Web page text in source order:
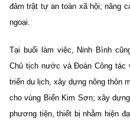
đảm trật tự an toàn xã hội; nâng
ngoại.
Tại buổi làm việc, Ninh Bình
Chủ tịch nước và Đoàn Công tác
triển du lịch, xây dựng nông thôn
cho vùng Biển Kim Sơn; xây
phương tiện, thiết bị nhằm hiện